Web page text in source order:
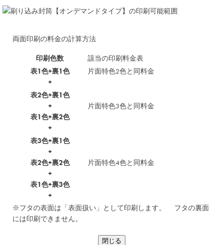
両面印刷の料金の計算方法
印刷色数
該当の印刷料金表
表1色+裏1色
+
片面特色2色と同料金
表2色+裏1色
+
表1色+裏2色
+
片面特色3色と同料金
表3色+裏1色
+
表2色+裏2色
+
表1色+裏3色
+
片面特色4色と同料金
※フタの表面は「表面扱い」として印刷します。 フタの裏面
には印刷できません。
閉じる